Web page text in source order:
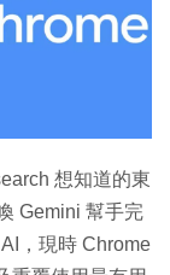
想知道的東
Gemini 幫手完
，現時 Chrome